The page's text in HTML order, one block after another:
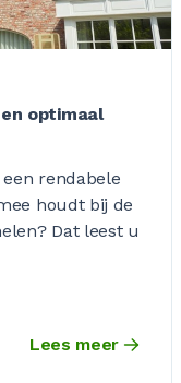
optimaal
rendabele
houdt bij de
Dat leest u
Lees meer